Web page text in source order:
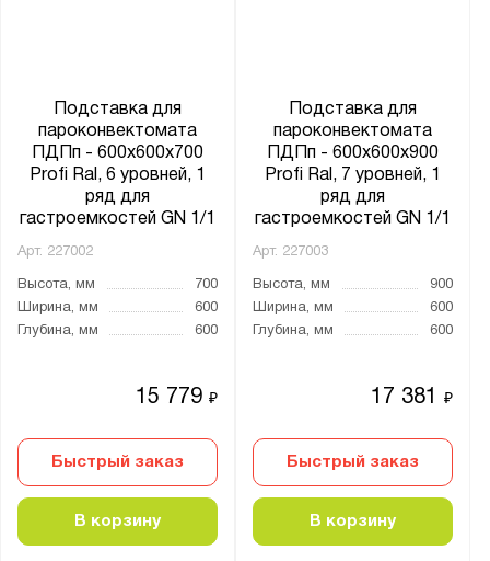
Подставка для
пароконвектомата
ПДПп - 600x600x700
Profi Ral, 6 уровней, 1
ряд для
гастроемкостей GN 1/1
Арт. 227002
Высота, мм
700
Ширина, мм
600
Глубина, мм
600
15 779₽
Быстрый заказ
В корзину
Подставка для
пароконвектомата
ПДПп - 600x600x900
Profi Ral, 7 уровней, 1
ряд для
гастроемкостей GN 1/1
Арт. 227003
Высота, мм
900
Ширина, мм
600
Глубина, мм
600
17 381₽
Быстрый заказ
В корзину